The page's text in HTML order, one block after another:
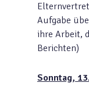
Aufgabe
ihre Arbeit,
Berichten)
Sonntag,